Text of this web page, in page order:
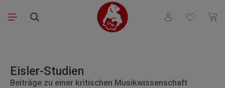
Zum Hauptinhalt springen
Du hast 0
Eisler-Studien
Beiträge zu einer kritischen Musikwissenschaft